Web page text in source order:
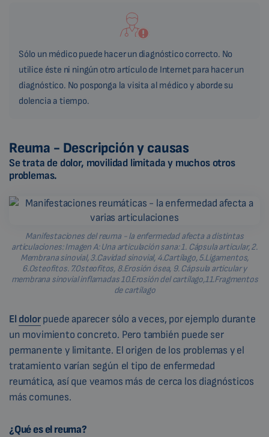
Sólo un médico puede hacer un diagnóstico correcto. No
utilice éste ni ningún otro artículo de Internet para hacer un
diagnóstico. No posponga la visita al médico y aborde su
dolencia a tiempo.
Reuma - Descripción y causas
Se trata de dolor, movilidad limitada y muchos otros
problemas.
Manifestaciones del reuma - la enfermedad afecta a distintas
articulaciones: Imagen A: Una articulación sana: 1. Cápsula articular, 2.
Membrana sinovial, 3.Cavidad sinovial, 4.Cartílago, 5.Ligamentos,
6.Osteofitos. 7.Osteofitos, 8.Erosión ósea, 9. Cápsula articular y
membrana sinovial inflamadas 10.Erosión del cartílago,11.Fragmentos
de cartílago
El dolorpuede aparecer sólo a veces, por ejemplo durante
un movimiento concreto. Pero también puede ser
permanente y limitante. El origen de los problemas y el
tratamiento varían según el tipo de enfermedad
reumática, así que veamos más de cerca los diagnósticos
más comunes.
¿Qué es el reuma?